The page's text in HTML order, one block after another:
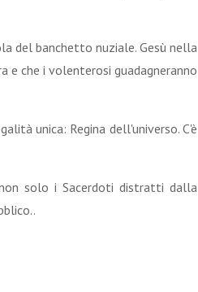
del banchetto nuziale. Gesù nella
e che i volenterosi guadagneranno
unica: Regina dell'universo. C'è
solo i Sacerdoti distratti dalla